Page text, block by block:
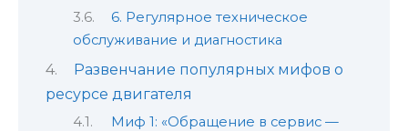
6. Регулярное техническое
обслуживание и диагностика
Развенчание популярных мифов о
ресурсе двигателя
Миф 1: «Обращение в сервис —